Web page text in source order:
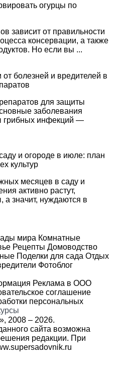
огурцы по
зависит от правильности
консервации, а также
Но если вы ...
болезней и вредителей в
для защиты
заболевания
грибных инфекций —
и огороде в июле: план
культур
месяцев в саду и
активно растут,
значит, нуждаются в
мира Комнатные
Рецепты Домоводство
Поделки для сада Отдых
Фотоблог
Реклама в ООО
соглашение
персональных
2008 – 2026.
сайта возможна
редакции. При